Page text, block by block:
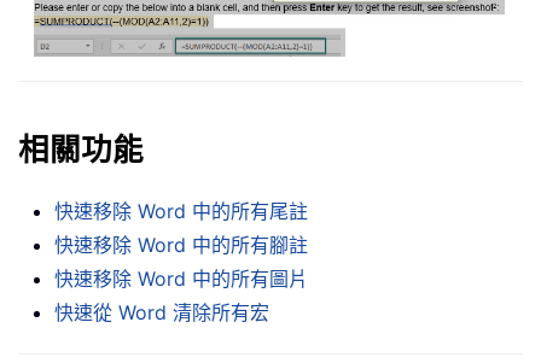
相關功能
快速移除 Word 中的所有尾註
快速移除 Word 中的所有腳註
快速移除 Word 中的所有圖片
快速從 Word 清除所有宏